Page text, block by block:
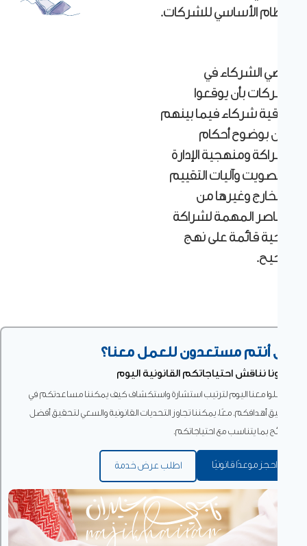
الأساسي للشركات.
الشركاء في
بأن يوقعوا
شركاء فيما بينهم
بوضوح أحكام
ومنهجية الإدارة
وآليات التقييم
وغيرها من
المهمة لشراكة
قائمة على نهج
أنتم مستعدون للعمل معنا؟
نناقش احتياجاتكم القانونية اليوم
معنا اليوم لترتيب استشارة واستكشاف كيف يمكننا مساعدتكم في
أهدافكم. معًا، يمكننا تجاوز التحديات القانونية والسعي لتحقيق أفضل
بما يتناسب مع احتياجاتكم.
احجز موعدًا قانونيًا اطلب عرض خدمة